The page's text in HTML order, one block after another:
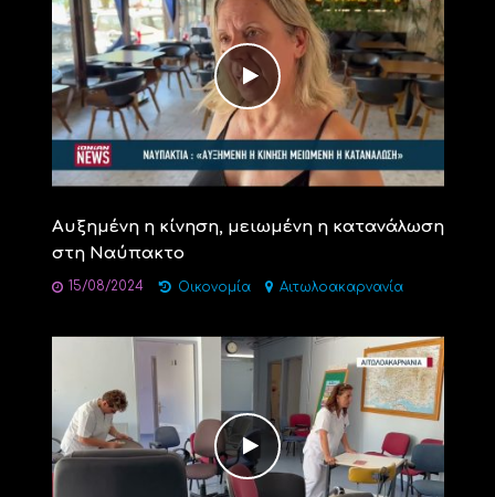
Αυξημένη η κίνηση, μειωμένη η κατανάλωση
στη Ναύπακτο
15/08/2024 Οικονομία Αιτωλοακαρνανία